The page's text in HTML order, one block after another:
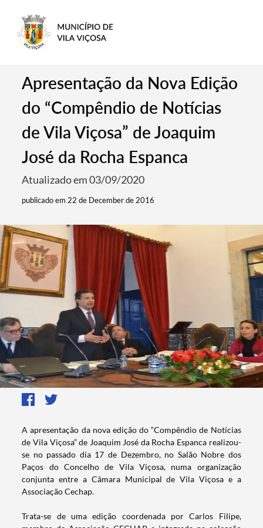
Apresentação da Nova Edição
do “Compêndio de Notícias
de Vila Viçosa” de Joaquim
José da Rocha Espanca
Atualizado em 03/09/2020
publicado em 22 de December de 2016
​​​​​​A apresentação da nova edição do “Compêndio de Notícias
de Vila Viçosa” de Joaquim José da Rocha Espanca realizou-
se no passado dia 17 de Dezembro, no Salão Nobre dos
Paços do Concelho de Vila Viçosa, numa organização
conjunta entre a Câmara Municipal de Vila Viçosa e a
Associação Cechap.
Trata-se de umaedição coordenada por Carlos Filipe,